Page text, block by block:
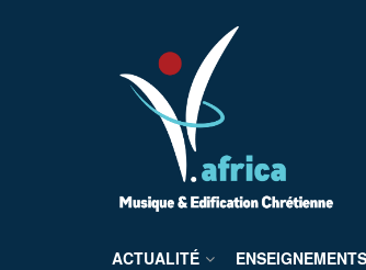
ACTUALITÉ ENSEIGNEMENTS